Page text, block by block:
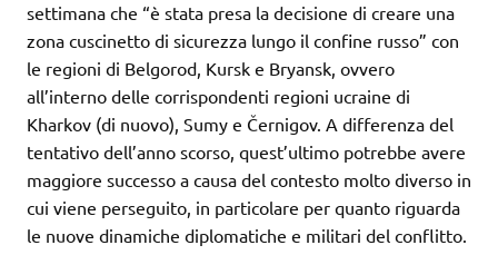
settimana che “è stata presa la decisione di creare una
zona cuscinetto di sicurezza lungo il confine russo” con
le regioni di Belgorod, Kursk e Bryansk, ovvero
all’interno delle corrispondenti regioni ucraine di
Kharkov (di nuovo), Sumy e Černigov. A differenza del
tentativo dell’anno scorso, quest’ultimo potrebbe avere
maggiore successo a causa del contesto molto diverso in
cui viene perseguito, in particolare per quanto riguarda
le nuove dinamiche diplomatiche e militari del conflitto.